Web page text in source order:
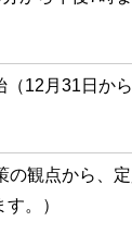
12月31日か
観点から、定
。）